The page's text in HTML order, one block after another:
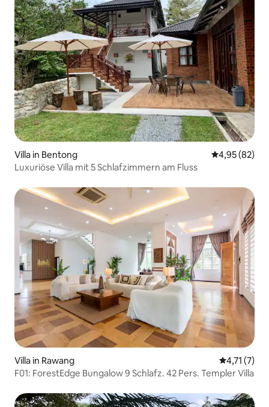
Villa in Bentong
4,95 (82)
Luxuriöse Villa mit 5 Schlafzimmern am Fluss
Villa in Rawang
4,71 (7)
F01: ForestEdge Bungalow 9 Schlafz. 42 Pers. Templer Villa